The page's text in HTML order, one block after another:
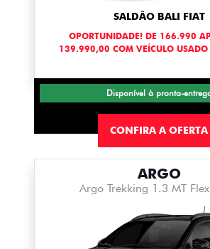
SALDÃO BALI FIAT
OPORTUNIDADE! DE 166.990
139.990,00 COM VEÍCULO USADO
Disponível à pronta-
CONFIRA A OFERTA
ARGO
Argo Trekking 1.3 MT